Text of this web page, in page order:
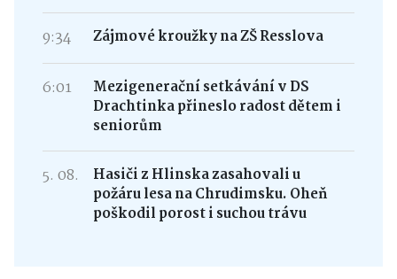
9:34 Zájmové kroužky na ZŠ Resslova
6:01
Mezigenerační setkávání v DS
Drachtinka přineslo radost dětem i
seniorům
5. 08.
Hasiči z Hlinska zasahovali u
požáru lesa na Chrudimsku. Oheň
poškodil porost i suchou trávu